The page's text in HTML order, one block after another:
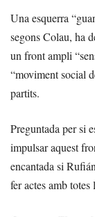
Una esquerra
segons Colau, ha
un front ampli
“moviment social
partits.
Preguntada per si
impulsar aquest
encantada si
fer actes amb totes